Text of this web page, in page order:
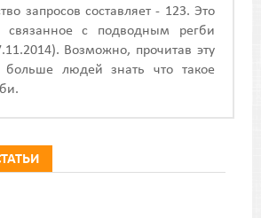
запросов составляет - 123. Это
связанное с подводным регби
Возможно, прочитав эту
больше людей знать что такое